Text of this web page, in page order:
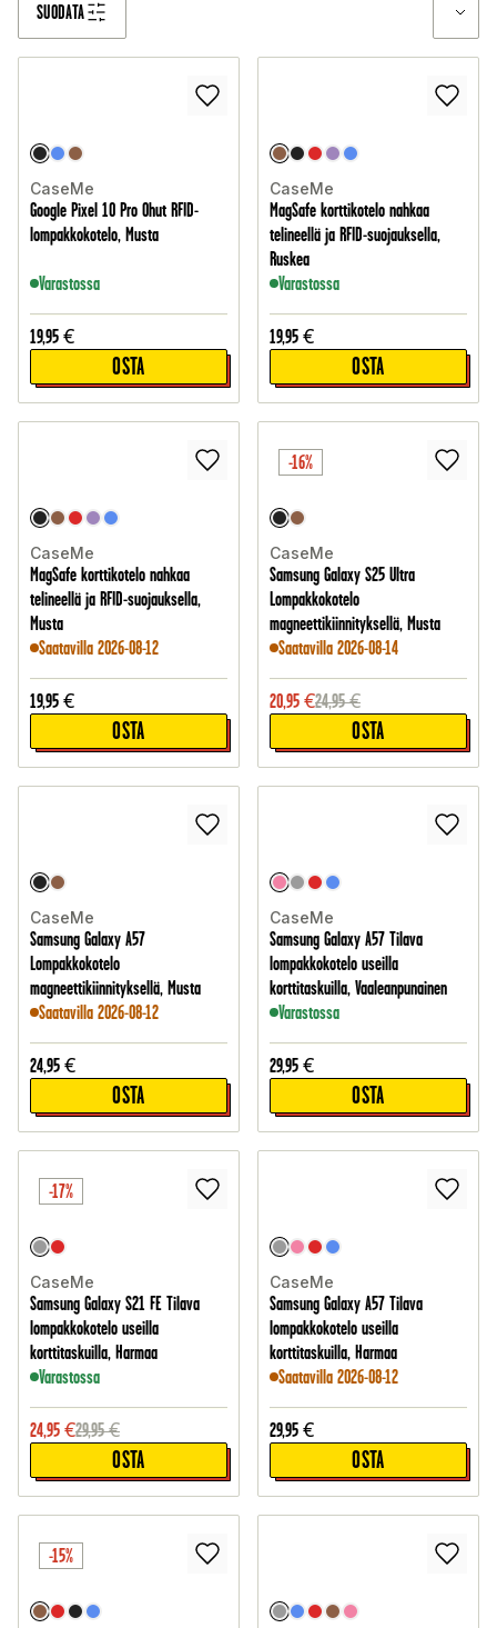
SUODATA
CaseMe
Google Pixel 10 Pro Ohut RFID-
lompakkokotelo, Musta
Varastossa
19,95 €
OSTA
CaseMe
MagSafe korttikotelo nahkaa
telineellä ja RFID-suojauksella,
Ruskea
Varastossa
19,95 €
OSTA
CaseMe
MagSafe korttikotelo nahkaa
telineellä ja RFID-suojauksella,
Musta
Saatavilla 2026-08-12
19,95 €
OSTA
-16%
CaseMe
Samsung Galaxy S25 Ultra
Lompakkokotelo
magneettikiinnityksellä, Musta
Saatavilla 2026-08-14
20,95 €24,95 €
OSTA
CaseMe
Samsung Galaxy A57
Lompakkokotelo
magneettikiinnityksellä, Musta
Saatavilla 2026-08-12
24,95 €
OSTA
CaseMe
Samsung Galaxy A57 Tilava
lompakkokotelo useilla
korttitaskuilla, Vaaleanpunainen
Varastossa
29,95 €
OSTA
-17%
CaseMe
Samsung Galaxy S21 FE Tilava
lompakkokotelo useilla
korttitaskuilla, Harmaa
Varastossa
24,95 €29,95 €
OSTA
CaseMe
Samsung Galaxy A57 Tilava
lompakkokotelo useilla
korttitaskuilla, Harmaa
Saatavilla 2026-08-12
29,95 €
OSTA
-15%